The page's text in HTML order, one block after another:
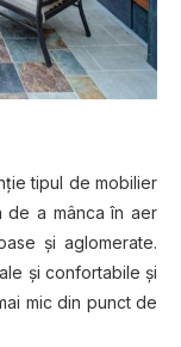
tipul de mobilier
de a mânca în aer
şi aglomerate.
şi confortabile şi
mic din punct de